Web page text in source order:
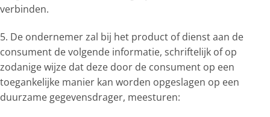
verbinden.
5. De ondernemer zal bij het product of dienst aan de
consument de volgende informatie, schriftelijk of op
zodanige wijze dat deze door de consument op een
toegankelijke manier kan worden opgeslagen op een
duurzame gegevensdrager, meesturen: